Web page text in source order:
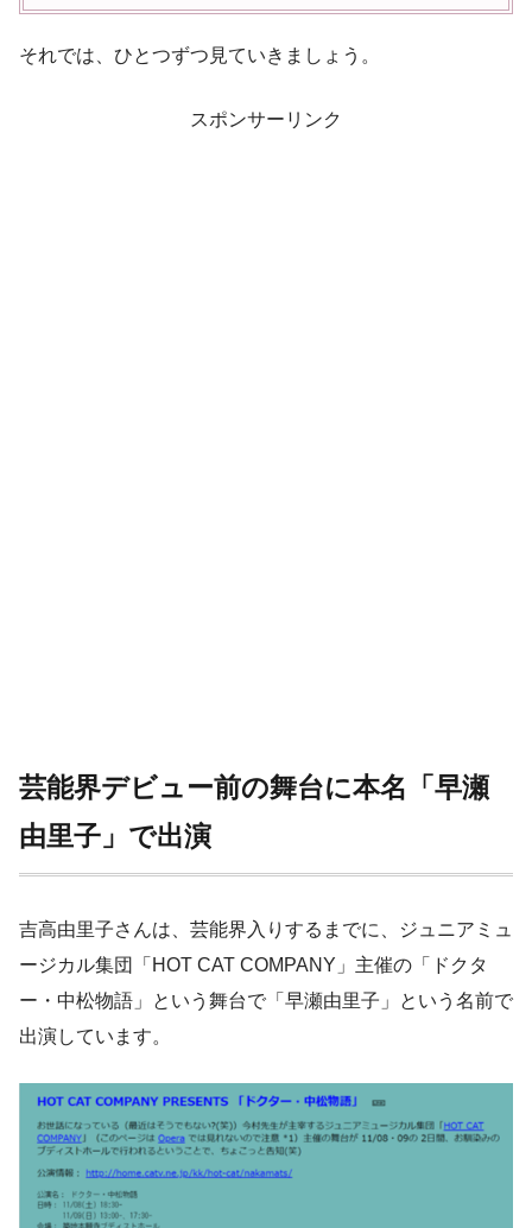
それでは、ひとつずつ見ていきましょう。
スポンサーリンク
芸能界デビュー前の舞台に本名「早瀬
由里子」で出演
吉高由里子さんは、芸能界入りするまでに、ジュニアミュ
ージカル集団「HOT CAT COMPANY」主催の「ドクタ
ー・中松物語」という舞台で「早瀬由里子」という名前で
出演しています。